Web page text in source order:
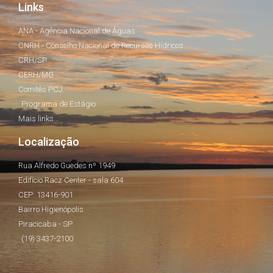
Links
ANA - Agência Nacional de Águas
CNRH - Conselho Nacional de Recursos Hídricos
CRH/SP
CERH/MG
Comitês PCJ
Programa de Estágio
Mais links...
Localização
Rua Alfredo Guedes nº 1949
Edifício Racz Center - sala 604
CEP: 13416-901
Bairro Higienópolis
Piracicaba - SP
(19) 3437-2100